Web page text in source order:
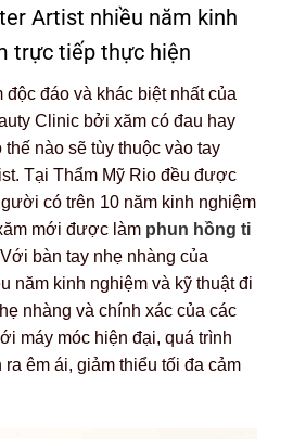
Artist nhiều năm kinh
trực tiếp thực hiện
đáo và khác biệt nhất của
Clinic bởi xăm có đau hay
thế nào sẽ tùy thuộc vào tay
Tại Thẩm Mỹ Rio đều được
có trên 10 năm kinh nghiệm
mới được làm phun hồng ti
bàn tay nhẹ nhàng của
năm kinh nghiệm và kỹ thuật đi
nhàng và chính xác của các
máy móc hiện đại, quá trình
ra êm ái, giảm thiểu tối đa cảm